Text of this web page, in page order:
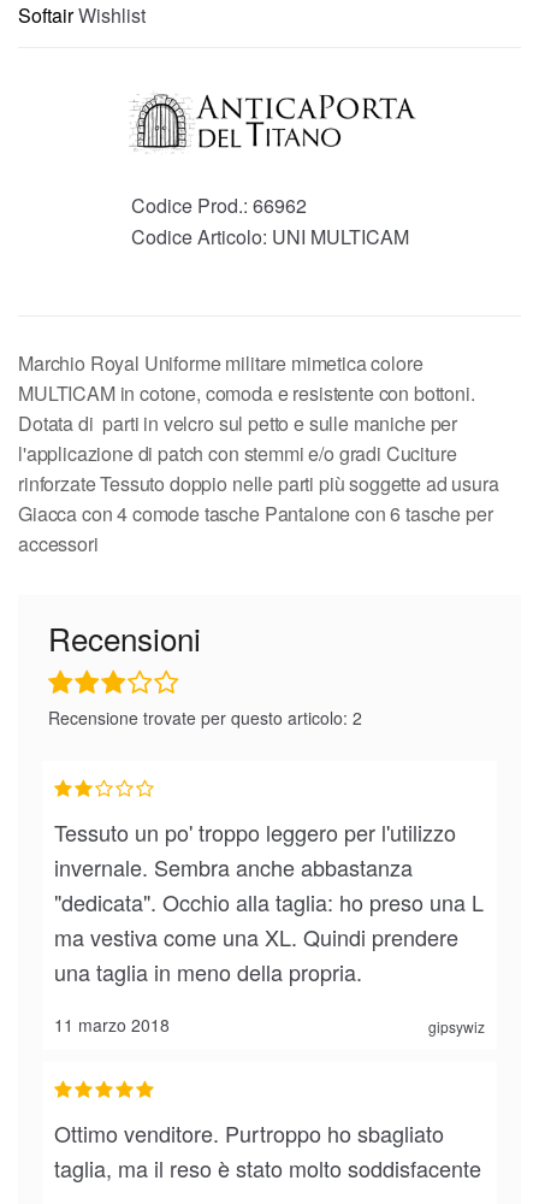
SoftairWishlist
Codice Prod.: 66962
Codice Articolo: UNI MULTICAM
Marchio Royal Uniforme militare mimetica colore
MULTICAM in cotone, comoda e resistente con bottoni.
Dotata di parti in velcro sul petto e sulle maniche per
l'applicazione di patch con stemmi e/o gradi Cuciture
rinforzate Tessuto doppio nelle parti più soggette ad usura
Giacca con 4 comode tasche Pantalone con 6 tasche per
accessori
Recensioni
Recensione trovate per questo articolo: 2
11 marzo 2018 gipsywiz
Tessuto un po' troppo leggero per l'utilizzo
invernale. Sembra anche abbastanza
"dedicata". Occhio alla taglia: ho preso una L
ma vestiva come una XL. Quindi prendere
una taglia in meno della propria.
Ottimo venditore. Purtroppo ho sbagliato
taglia, ma il reso è stato molto soddisfacente